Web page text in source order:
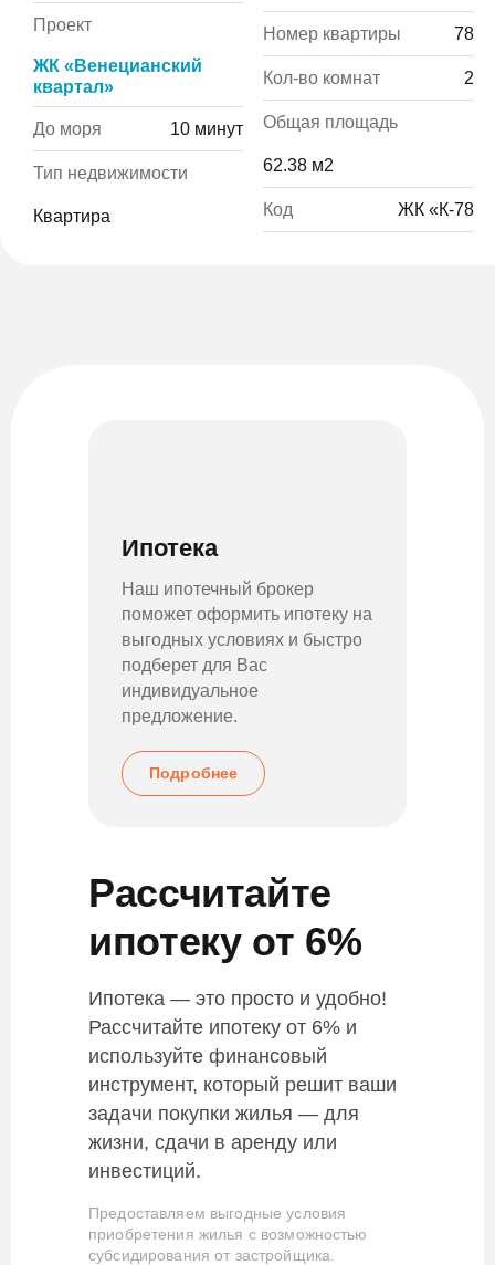
Проект
ЖК «Венецианский
квартал»
До моря 10 минут
Тип недвижимости
Квартира
Номер квартиры 78
Кол-во комнат 2
Общая площадь
62.38 м2
Код ЖК «К-78
Ипотека
Наш ипотечный брокер
поможет оформить ипотеку на
выгодных условиях и быстро
подберет для Вас
индивидуальное
предложение.
Подробнее
Рассчитайте
ипотеку от 6%
Ипотека — это просто и удобно!
Рассчитайте ипотеку от 6% и
используйте финансовый
инструмент, который решит ваши
задачи покупки жилья — для
жизни, сдачи в аренду или
инвестиций.
Предоставляем выгодные условия
приобретения жилья с возможностью
субсидирования от застройщика.